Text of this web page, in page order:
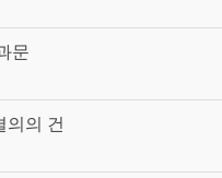
문
의의 건